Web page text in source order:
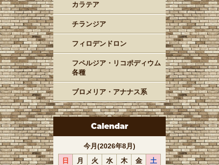
カラテア
チランジア
フィロデンドロン
フペルジア・リコポディウム
各種
ブロメリア・アナナス系
Calendar
今月(2026年8月)
日
月 火 水 木 金
土